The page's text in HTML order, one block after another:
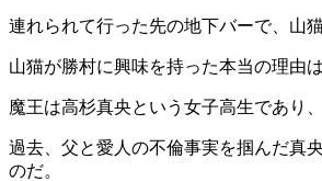
連れられて行った先の地下バーで、山
山猫が勝村に興味を持った本当の理由
魔王は高杉真央という女子高生であり
過去、父と愛人の不倫事実を掴んだ真
のだ。